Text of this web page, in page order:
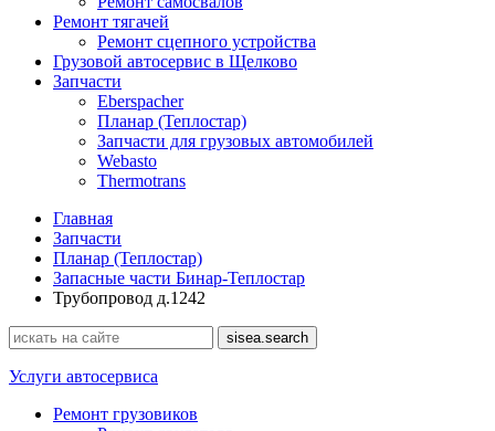
Ремонт тягачей
Ремонт сцепного устройства
Грузовой автосервис в Щелково
Запчасти
Eberspacher
Планар (Теплостар)
Запчасти для грузовых автомобилей
Webasto
Thermotrans
Главная
Запчасти
Планар (Теплостар)
Запасные части Бинар-Теплостар
Трубопровод д.1242
Услуги автосервиса
Ремонт грузовиков